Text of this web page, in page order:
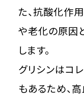
た、抗酸化作
や老化の原因
します。
グリシンはコ
もあるため、